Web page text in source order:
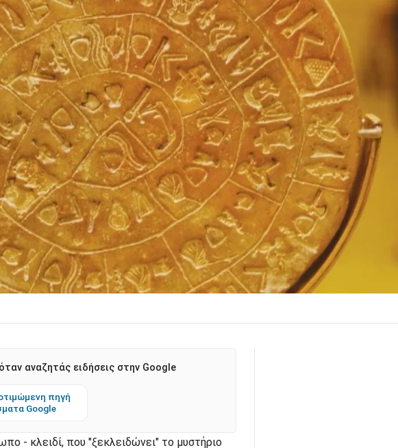
αναζητάς ειδήσεις στην Google
πηγή
Google
- κλειδί, που "ξεκλειδώνει" το μυστήριο